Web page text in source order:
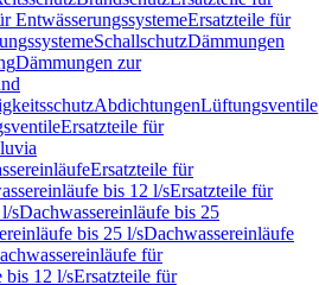
EntwässerungssystemeErsatzteile für
SchallschutzDämmungen
Dämmungen zur
AbdichtungenLüftungsventile
Ersatzteile für
Ersatzteile für
bis 12 l/sErsatzteile für
sDachwassereinläufe bis 25
bis 25 l/sDachwassereinläufe
für
bis 12 l/sErsatzteile für